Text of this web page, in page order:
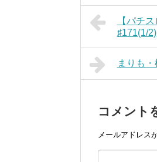
【パチ
♯171(1/2)
まりも
コメント
メールアドレス